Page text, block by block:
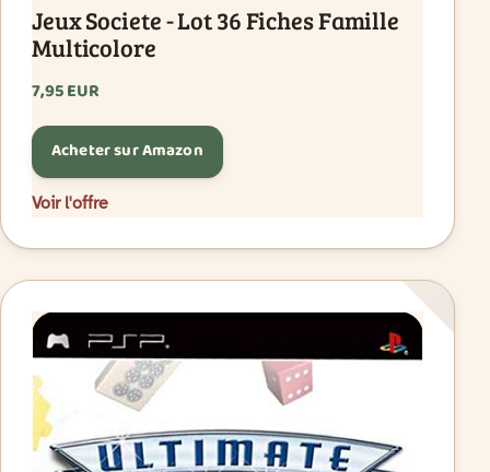
Jeux Societe - Lot 36 Fiches Famille
Multicolore
7,95 EUR
Acheter sur Amazon
Voir l'offre